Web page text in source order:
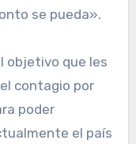
se pueda».
objetivo que les
contagio por
poder
el país